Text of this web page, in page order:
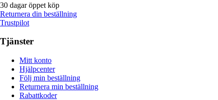
30 dagar öppet köp
Returnera din beställning
Trustpilot
Tjänster
Mitt konto
Hjälpcenter
Följ min beställning
Returnera min beställning
Rabattkoder